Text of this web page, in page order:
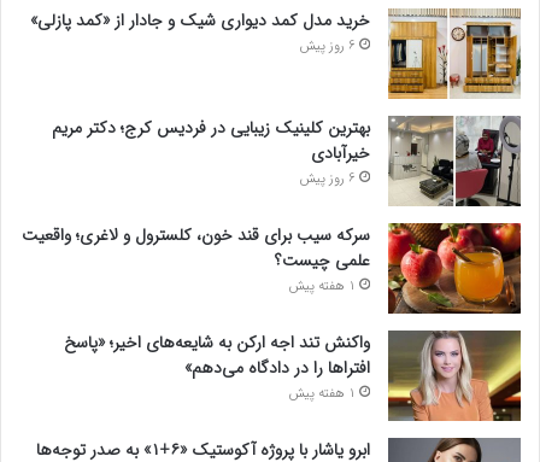
خرید مدل کمد دیواری شیک و جادار از «کمد پازلی»
6 روز پیش
بهترین کلینیک زیبایی در فردیس کرج؛ دکتر مریم
خیرآبادی
6 روز پیش
سرکه سیب برای قند خون، کلسترول و لاغری؛ واقعیت
علمی چیست؟
1 هفته پیش
واکنش تند اجه ارکن به شایعه‌های اخیر؛ «پاسخ
افتراها را در دادگاه می‌دهم»
1 هفته پیش
ابرو یاشار با پروژه آکوستیک «۶+۱» به صدر توجه‌ها